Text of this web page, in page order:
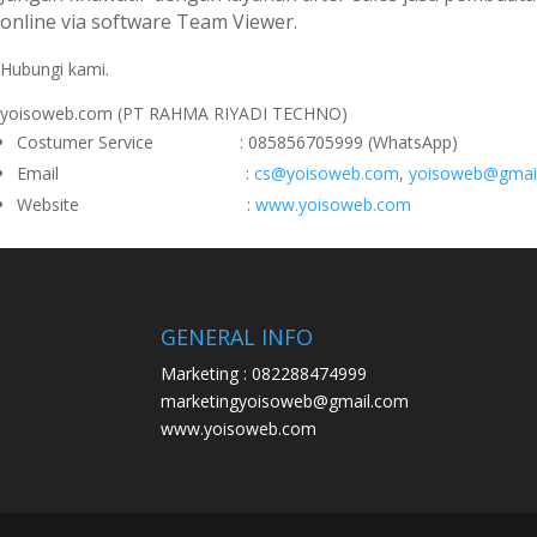
online via software Team Viewer.
Hubungi kami.
yoisoweb.com (PT RAHMA RIYADI TECHNO)
Costumer Service : 085856705999 (WhatsApp)
Email : cs@yoisoweb.com,
Website : www.yoisoweb.com
GENERAL INFO
Marketing : 082288474999
marketingyoisoweb@gmail.com
www.yoisoweb.com